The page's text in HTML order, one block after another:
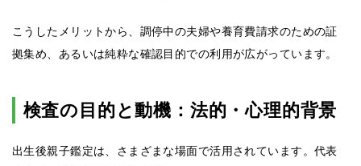
こうしたメリットから、調停中の夫婦や養育費請求のための証
拠集め、あるいは純粋な確認目的での利用が広がっています。
検査の目的と動機：法的・心理的背景
出生後親子鑑定は、さまざまな場面で活用されています。代表